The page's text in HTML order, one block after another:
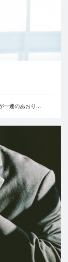
一連のあおり…